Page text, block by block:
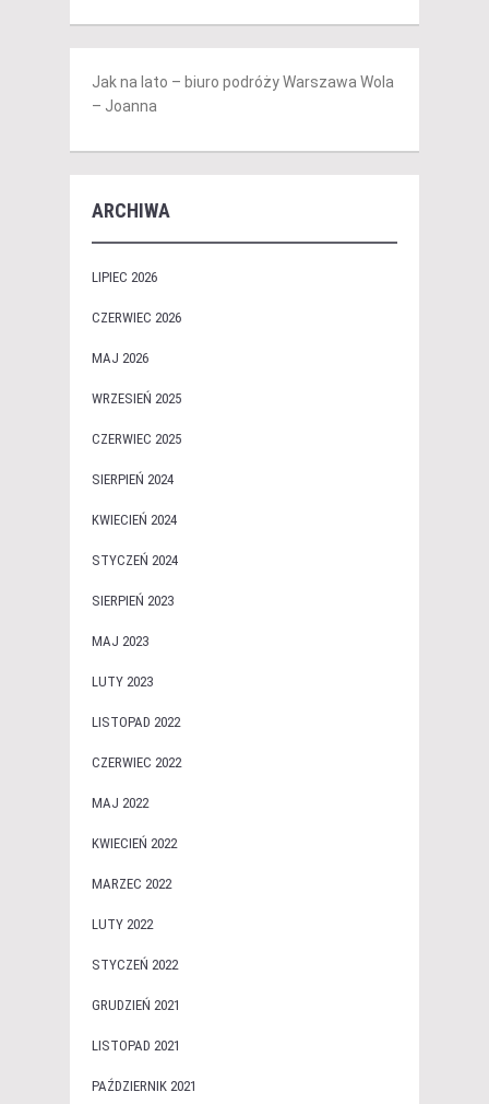
Jak na lato – biuro podróży Warszawa Wola
– Joanna
ARCHIWA
LIPIEC 2026
CZERWIEC 2026
MAJ 2026
WRZESIEŃ 2025
CZERWIEC 2025
SIERPIEŃ 2024
KWIECIEŃ 2024
STYCZEŃ 2024
SIERPIEŃ 2023
MAJ 2023
LUTY 2023
LISTOPAD 2022
CZERWIEC 2022
MAJ 2022
KWIECIEŃ 2022
MARZEC 2022
LUTY 2022
STYCZEŃ 2022
GRUDZIEŃ 2021
LISTOPAD 2021
PAŹDZIERNIK 2021